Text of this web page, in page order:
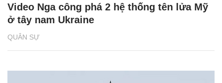
QUÂN SỰ
Video Nga công phá 2 hệ thống tên lửa Mỹ
ở tây nam Ukraine